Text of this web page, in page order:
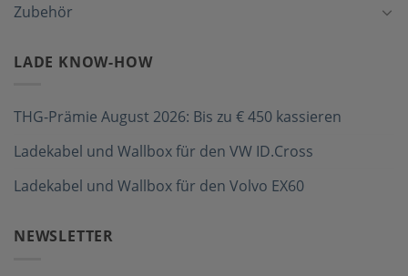
Zubehör
LADE KNOW-HOW
THG-Prämie August 2026: Bis zu € 450 kassieren
Ladekabel und Wallbox für den VW ID.Cross
Ladekabel und Wallbox für den Volvo EX60
NEWSLETTER